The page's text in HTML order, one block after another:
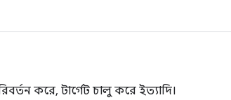
করে, টার্গেট চালু করে ইত্যাদি।